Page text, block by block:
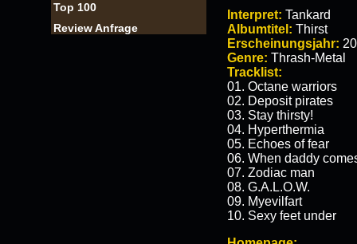
Top 100
Review Anfrage
Interpret: Tankard
Albumtitel: Thirst
Erscheinungsjahr:
Genre: Thrash-Metal
Tracklist:
01. Octane warriors
02. Deposit pirates
03. Stay thirsty!
04. Hyperthermia
05. Echoes of fear
06. When daddy
07. Zodiac man
08. G.A.L.O.W.
09. Myevilfart
10. Sexy feet under